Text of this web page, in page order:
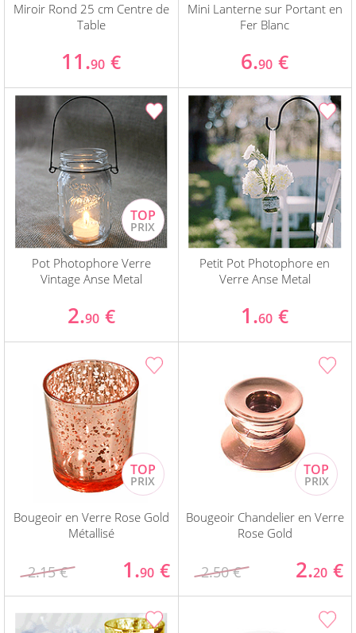
Miroir Rond 25 cm Centre de
Table
11.90 €
Mini Lanterne sur Portant en
Fer Blanc
6.90 €
Pot Photophore Verre
Vintage Anse Metal
2.90 €
Petit Pot Photophore en
Verre Anse Metal
1.60 €
Bougeoir en Verre Rose Gold
Métallisé
2.15 € 1.90 €
Bougeoir Chandelier en Verre
Rose Gold
2.50 € 2.20 €